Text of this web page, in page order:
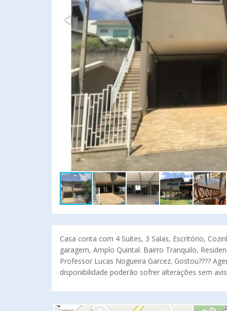
Casa conta com 4 Suítes, 3 Salas, Escritório,
garagem, Amplo Quintal. Bairro Tranquilo,
Professor Lucas Nogueira Garcez. Gostou????
disponibilidade poderão sofrer alterações sem